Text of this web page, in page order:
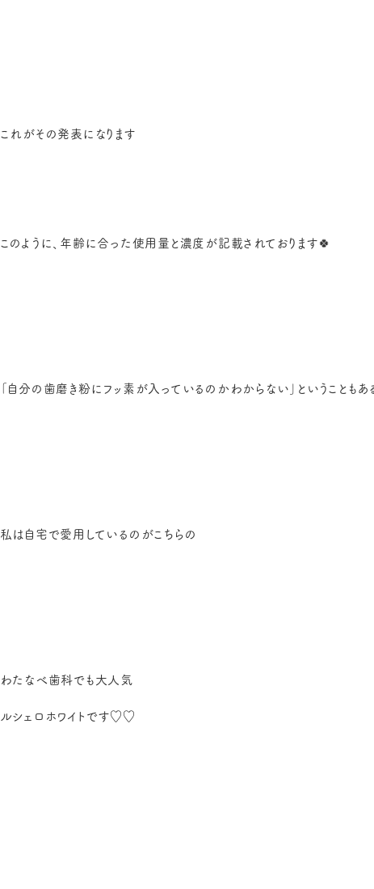
これがその発表になります
このように、年齢に合った使用量と濃度が記載されております🍀
「自分の歯磨き粉にフッ素が入っているのかわからない」ということも
私は自宅で愛用しているのがこちらの
わたなべ歯科でも大人気
ルシェロホワイトです♡♡